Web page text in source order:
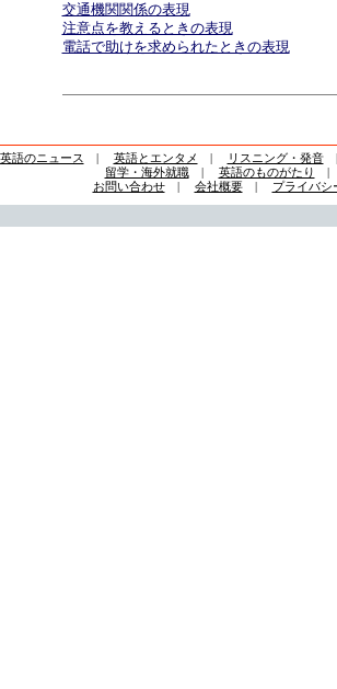
交通機関関係の表現
注意点を教えるときの表現
電話で助けを求められたときの表現
英語のニュース | 英語とエンタメ | リスニング・発音
留学・海外就職| 英語のものがたり
お問い合わせ| 会社概要| プライバシ